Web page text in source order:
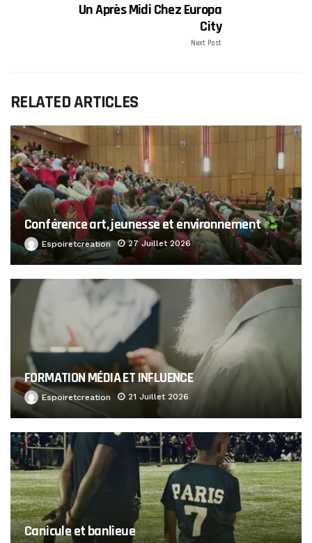
Un Après Midi Chez Europa
City
Next Post
RELATED ARTICLES
Conférence art, jeunesse et environnement
Espoiretcreation 27 Juillet 2026
FORMATION MÉDIA ET INFLUENCE
Espoiretcreation 21 Juillet 2026
Canicule et banlieue